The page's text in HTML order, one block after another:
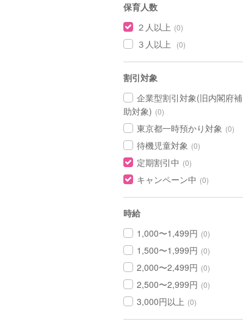
保育人数
２人以上 (0)
３人以上 (0)
割引対象
企業型割引対象(旧内閣府補
助対象) (0)
東京都一時預かり対象 (0)
待機児童対象 (0)
定期割引中 (0)
キャンペーン中 (0)
時給
1,000〜1,499円 (0)
1,500〜1,999円 (0)
2,000〜2,499円 (0)
2,500〜2,999円 (0)
3,000円以上 (0)